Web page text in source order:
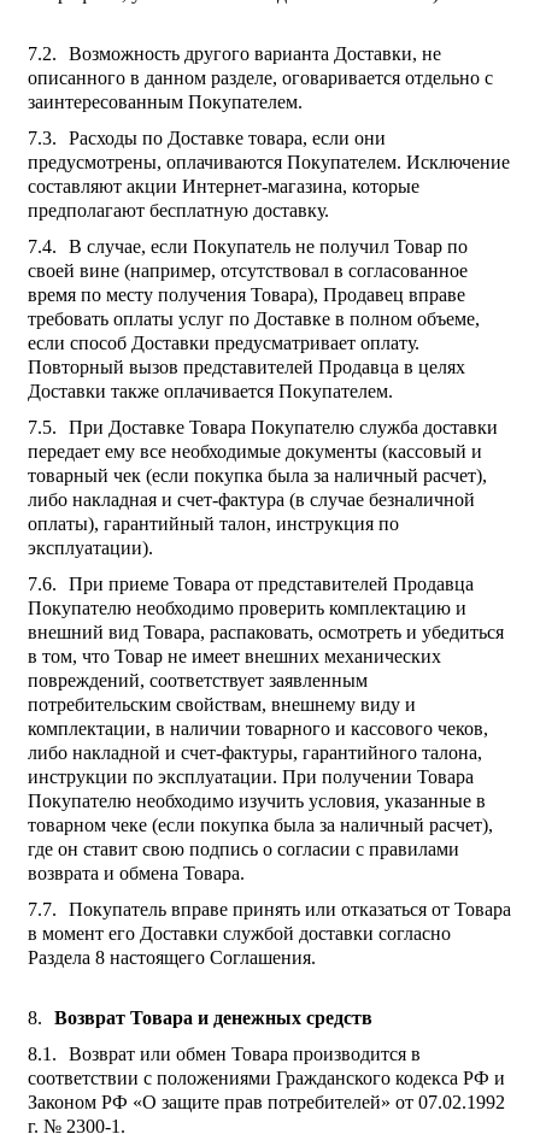
Возможность другого варианта Доставки, не
описанного в данном разделе, оговаривается отдельно с
заинтересованным Покупателем.
Расходы по Доставке товара, если они
предусмотрены, оплачиваются Покупателем. Исключение
составляют акции Интернет-магазина, которые
предполагают бесплатную доставку.
В случае, если Покупатель не получил Товар по
своей вине (например, отсутствовал в согласованное
время по месту получения Товара), Продавец вправе
требовать оплаты услуг по Доставке в полном объеме,
если способ Доставки предусматривает оплату.
Повторный вызов представителей Продавца в целях
Доставки также оплачивается Покупателем.
При Доставке Товара Покупателю служба доставки
передает ему все необходимые документы (кассовый и
товарный чек (если покупка была за наличный расчет),
либо накладная и счет-фактура (в случае безналичной
оплаты), гарантийный талон, инструкция по
эксплуатации).
При приеме Товара от представителей Продавца
Покупателю необходимо проверить комплектацию и
внешний вид Товара, распаковать, осмотреть и убедиться
в том, что Товар не имеет внешних механических
повреждений, соответствует заявленным
потребительским свойствам, внешнему виду и
комплектации, в наличии товарного и кассового чеков,
либо накладной и счет-фактуры, гарантийного талона,
инструкции по эксплуатации. При получении Товара
Покупателю необходимо изучить условия, указанные в
товарном чеке (если покупка была за наличный расчет),
где он ставит свою подпись о согласии с правилами
возврата и обмена Товара.
Покупатель вправе принять или отказаться от Товара
в момент его Доставки службой доставки согласно
Раздела 8 настоящего Соглашения.
Возврат Товара и денежных средств
Возврат или обмен Товара производится в
соответствии с положениями Гражданского кодекса РФ и
Законом РФ «О защите прав потребителей» от 07.02.1992
г. № 2300-1.